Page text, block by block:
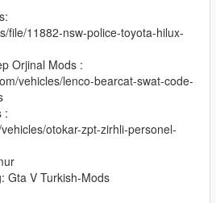
file/11882-nsw-police-toyota-hilux-
Orjinal Mods :
vehicles/lenco-bearcat-swat-code-
:
otokar-zpt-zirhli-personel-
Gta V Turkish-Mods